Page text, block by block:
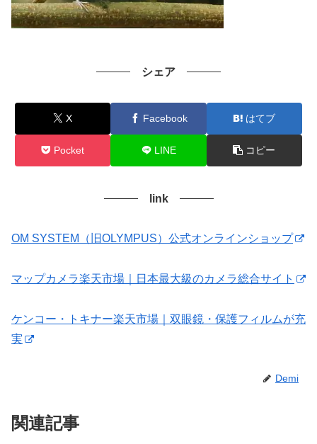
シェア
X Facebook はてブ
Pocket LINE コピー
link
OM SYSTEM（旧OLYMPUS）公式オンラインショップ
マップカメラ楽天市場｜日本最大級のカメラ総合サイト
ケンコー・トキナー楽天市場｜双眼鏡・保護フィルムが充
実
Demi
関連記事